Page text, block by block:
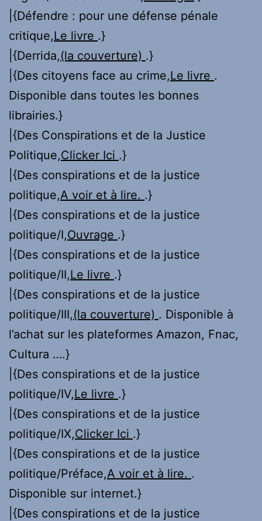
|{Défendre : pour une défense pénale
critique,Le livre .}
|{Derrida,(la couverture) .}
|{Des citoyens face au crime,Le livre .
Disponible dans toutes les bonnes
librairies.}
|{Des Conspirations et de la Justice
Politique,Clicker Ici .}
|{Des conspirations et de la justice
politique,A voir et à lire. .}
|{Des conspirations et de la justice
politique/I,Ouvrage .}
|{Des conspirations et de la justice
politique/II,Le livre .}
|{Des conspirations et de la justice
politique/III,(la couverture) . Disponible à
l’achat sur les plateformes Amazon, Fnac,
Cultura ….}
|{Des conspirations et de la justice
politique/IV,Le livre .}
|{Des conspirations et de la justice
politique/IX,Clicker Ici .}
|{Des conspirations et de la justice
politique/Préface,A voir et à lire. .
Disponible sur internet.}
|{Des conspirations et de la justice